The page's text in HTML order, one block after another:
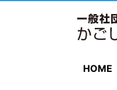
HOME